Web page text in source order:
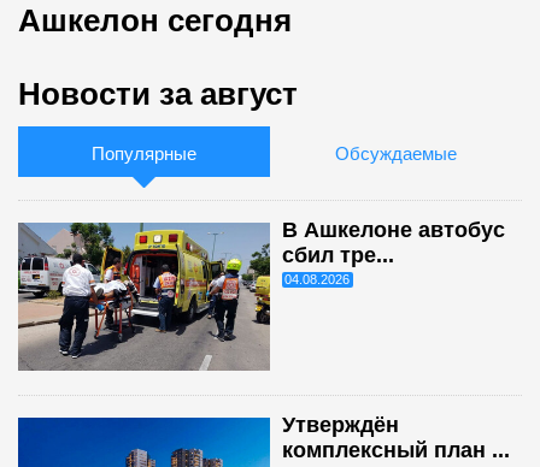
Ашкелон сегодня
Новости за август
Популярные Обсуждаемые
В Ашкелоне автобус
сбил тре...
04.08.2026
Утверждён
комплексный план ...